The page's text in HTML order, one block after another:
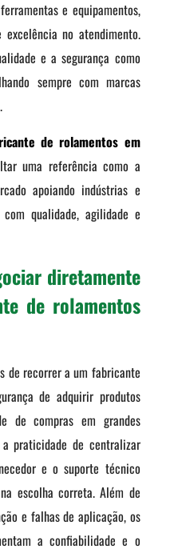
e equipamentos,
no atendimento.
e a segurança como
sempre com marcas
de rolamentos em
uma referência como a
apoiando indústrias e
qualidade, agilidade e
diretamente
de rolamentos
de recorrer a um fabricante
de adquirir produtos
de compras em grandes
praticidade de centralizar
e o suporte técnico
escolha correta. Além de
e falhas de aplicação, os
a confiabilidade e o